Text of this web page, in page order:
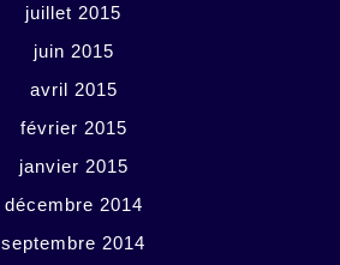
juillet 2015
juin 2015
avril 2015
février 2015
janvier 2015
décembre 2014
septembre 2014